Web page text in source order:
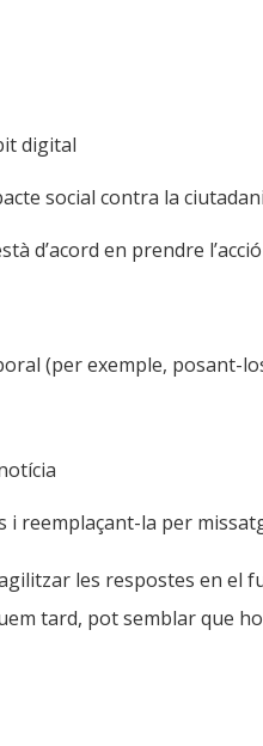
digital
social contra la
d’acord en prendre l’acció
(per exemple, posant-
reemplaçant-la per
les respostes en
tard, pot semblar que